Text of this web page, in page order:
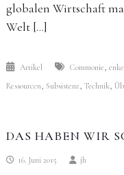
globalen Wirtschaft
Welt […]
Artikel Commonie,
Ressourcen, Subsistenz, Technik,
DAS HABEN WIR
16. Juni 2015 jh